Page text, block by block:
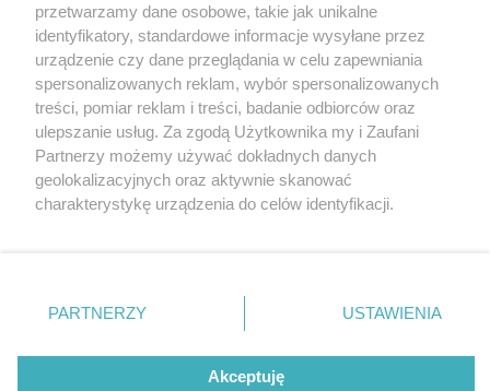
1 / 0
Nie zapomnij
zapoznać się z:
polityką prywatności
Twojemiasto
Piekary Śląskie
Chorzów
Tarnowskie Góry
Gliwice
Skontakuj sięz nami
Kontakt
Redakcja
Newsletter
przetwarzamy dane osobowe, takie jak unikalne
identyfikatory, standardowe informacje wysyłane przez
urządzenie czy dane przeglądania w celu zapewniania
spersonalizowanych reklam, wybór spersonalizowanych
treści, pomiar reklam i treści, badanie odbiorców oraz
ulepszanie usług. Za zgodą Użytkownika my i Zaufani
Partnerzy możemy używać dokładnych danych
geolokalizacyjnych oraz aktywnie skanować
charakterystykę urządzenia do celów identyfikacji.
zmienić/wycofać klikając przycisk ustawień prywatności
znajdujący się w lewym dolnym rogu strony
rodzaje przetwarzania danych nie wymagają zgody
użytkownika, ale masz prawo sprzeciwić się takiemu
PARTNERZY USTAWIENIA
Akceptuję